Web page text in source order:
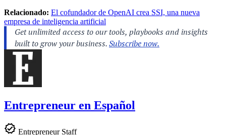
Relacionado: El cofundador de OpenAI crea SSI, una nueva
empresa de inteligencia artificial
Entrepreneur en Español
Entrepreneur Staff